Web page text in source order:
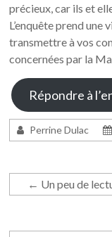
précieux, car ils et
L’enquête prend une
transmettre à vos
concernées par la
Répondre à
Perrine Dulac
← Un peu de